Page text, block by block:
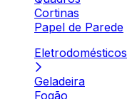
Cortinas
Papel de Parede
Eletrodomésticos
Geladeira
Fogão